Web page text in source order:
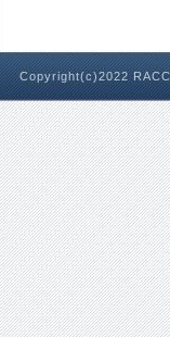
Copyright(c)2022